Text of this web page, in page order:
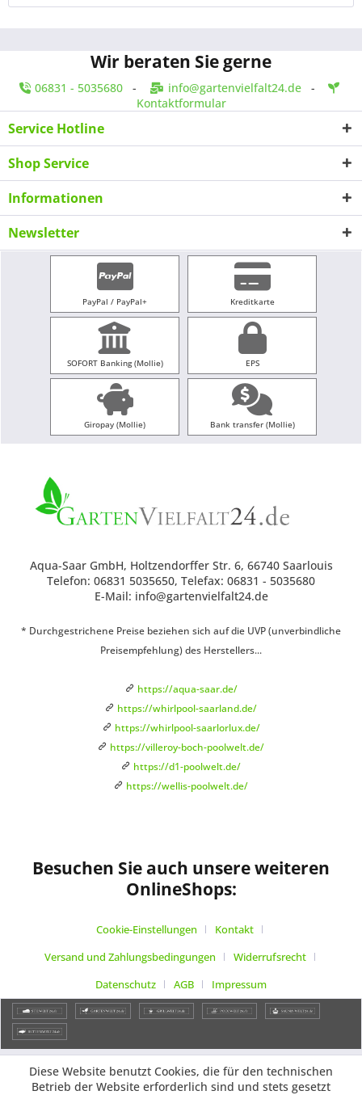
Wir beraten Sie gerne
06831 - 5035680- info@gartenvielfalt24.de-
Kontaktformular
Service Hotline
Shop Service
Informationen
Newsletter
PayPal / PayPal+ Kreditkarte
SOFORT Banking (Mollie) EPS
Giropay (Mollie) Bank transfer (Mollie)
Aqua-Saar GmbH, Holtzendorffer Str. 6, 66740 Saarlouis
Telefon: 06831 5035650, Telefax: 06831 - 5035680
E-Mail: info@gartenvielfalt24.de
* Durchgestrichene Preise beziehen sich auf die UVP (unverbindliche
Preisempfehlung) des Herstellers...
https://aqua-saar.de/
https://whirlpool-saarland.de/
https://whirlpool-saarlorlux.de/
https://villeroy-boch-poolwelt.de/
https://d1-poolwelt.de/
https://wellis-poolwelt.de/
Besuchen Sie auch unsere weiteren
OnlineShops:
Cookie-Einstellungen
Kontakt
Versand und Zahlungsbedingungen
Widerrufsrecht
Datenschutz
AGB Impressum
Diese Website benutzt Cookies, die für den technischen
Betrieb der Website erforderlich sind und stets gesetzt